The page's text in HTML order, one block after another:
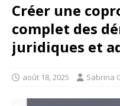
Créer une
complet des
juridiques et
août 18, 2025 Sabrina